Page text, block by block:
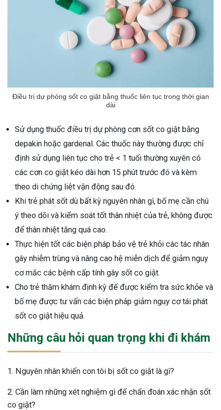
Điều trị dự phòng sốt co giật bằng thuốc liên tục trong thời gian
dài
Sử dụng thuốc điều trị dự phòng cơn sốt co giật bằng
depakin hoặc gardenal. Các thuốc này thường được chỉ
định sử dụng liên tục cho trẻ < 1 tuổi thường xuyên có
các cơn co giật kéo dài hơn 15 phút trước đó và kèm
theo di chứng liệt vận động sau đó.
Khi trẻ phát sốt dù bất kỳ nguyên nhân gì, bố mẹ cần chú
ý theo dõi và kiểm soát tốt thân nhiệt của trẻ, không được
để thân nhiệt tăng quá cao.
Thực hiện tốt các biện pháp bảo vệ trẻ khỏi các tác nhân
gây nhiễm trùng và nâng cao hệ miễn dịch để giảm nguy
cơ mắc các bệnh cấp tính gây sốt co giật.
Cho trẻ thăm khám định kỳ để được kiểm tra sức khỏe và
bố mẹ được tư vấn các biện pháp giảm nguy cơ tái phát
sốt co giật hiệu quả.
Những câu hỏi quan trọng khi đi khám
1. Nguyên nhân khiến con tôi bị sốt co giật là gì?
2. Cần làm những xét nghiệm gì để chẩn đoán xác nhận sốt
co giật?